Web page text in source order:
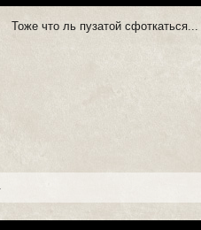
Тоже что ль пузатой сфоткаться...